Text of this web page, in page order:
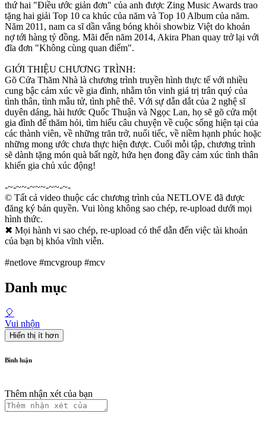
thứ hai "Điều ước giản đơn" của anh được Zing Music Awards trao
tặng hai giải Top 10 ca khúc của năm và Top 10 Album của năm.
Năm 2011, nam ca sĩ dần vắng bóng khỏi showbiz Việt do khoản
nợ tới hàng tỷ đồng. Mãi đến năm 2014, Akira Phan quay trở lại với
đĩa đơn "Không cùng quan điểm".
GIỚI THIỆU CHƯƠNG TRÌNH:
Gõ Cửa Thăm Nhà là chương trình truyền hình thực tế với nhiều
cung bậc cảm xúc về gia đình, nhằm tôn vinh giá trị trân quý của
tình thân, tình mẫu tử, tình phê thê. Với sự dẫn dắt của 2 nghệ sĩ
duyên dáng, hài hước Quốc Thuận và Ngọc Lan, họ sẽ gõ cửa một
gia đình để thăm hỏi, tìm hiểu câu chuyện về cuộc sống hiện tại của
các thành viên, về những trăn trở, nuối tiếc, về niềm hạnh phúc hoặc
những mong ước chưa thực hiện được. Cuối mỗi tập, chương trình
sẽ dành tặng món quà bất ngờ, hứa hẹn đong đầy cảm xúc tình thân
khiến gia chủ xúc động!
-~-~~-~~~-~~-~-
© Tất cả video thuộc các chương trình của NETLOVE đã được
đăng ký bản quyền. Vui lòng không sao chép, re-upload dưới mọi
hình thức.
✖ Mọi hành vi sao chép, re-upload có thể dẫn đến việc tài khoản
của bạn bị khóa vĩnh viễn.
#netlove #mcvgroup #mcv
Danh mục
🎈
Vui nhộn
Hiển thị ít hơn
Bình luận
Thêm nhận xét của bạn